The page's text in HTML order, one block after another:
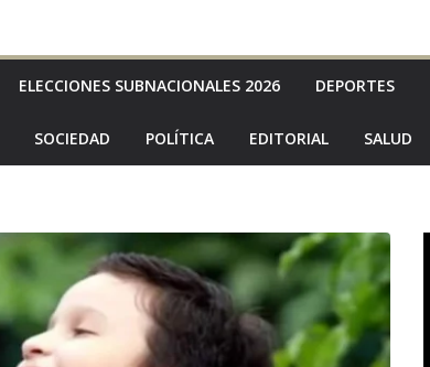
ELECCIONES SUBNACIONALES 2026 DEPORTES
SOCIEDAD POLÍTICA EDITORIAL SALUD